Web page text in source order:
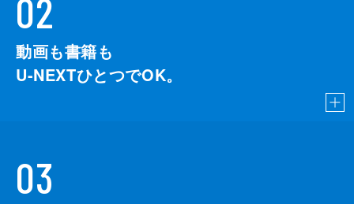
02
動画も書籍も
U-NEXTひとつでOK。
03